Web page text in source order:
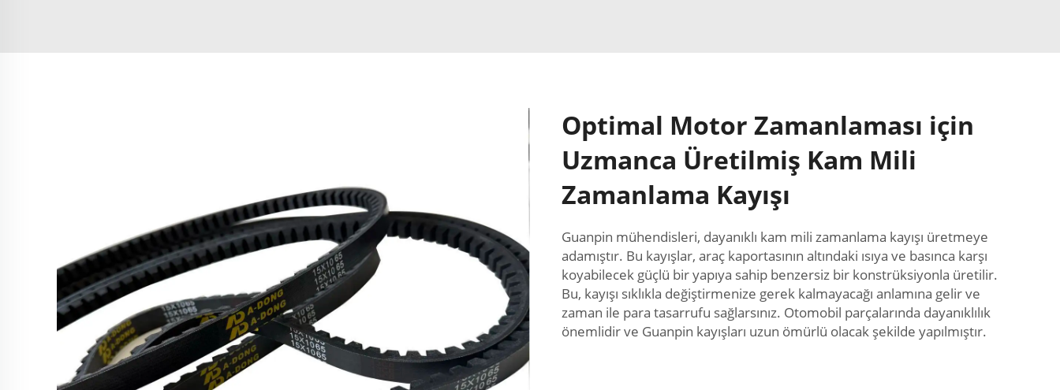
Optimal Motor Zamanlaması için
Uzmanca Üretilmiş Kam Mili
Zamanlama Kayışı
Guanpin mühendisleri, dayanıklı kam mili zamanlama kayışı üretmeye
adamıştır. Bu kayışlar, araç kaportasının altındaki ısıya ve basınca karşı
koyabilecek güçlü bir yapıya sahip benzersiz bir konstrüksiyonla üretilir.
Bu, kayışı sıklıkla değiştirmenize gerek kalmayacağı anlamına gelir ve
zaman ile para tasarrufu sağlarsınız. Otomobil parçalarında dayanıklılık
önemlidir ve Guanpin kayışları uzun ömürlü olacak şekilde yapılmıştır.